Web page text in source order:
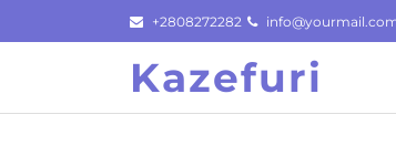
to
+2808272282
Kazefuri